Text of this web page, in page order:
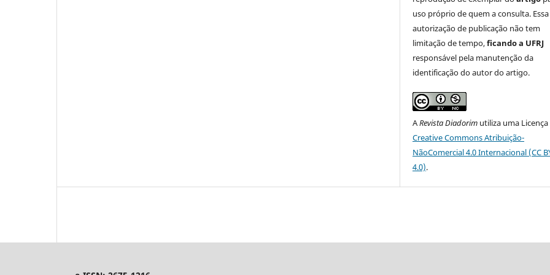
uso próprio de quem a consulta. Essa
autorização de publicação não tem
limitação de tempo,ficando a UFRJ
responsável pela manutenção da
identificação do autor do artigo.
ARevista Diadorim utiliza uma Licença
Creative Commons Atribuição-
NãoComercial 4.0 Internacional (CC
4.0).